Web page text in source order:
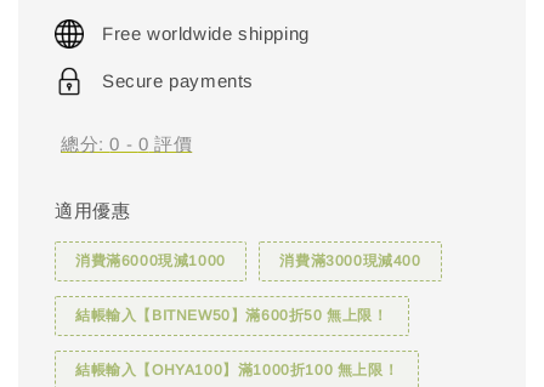
price
Free worldwide shipping
Secure payments
總分:0 - 0 評價
適用優惠
消費滿6000現減1000 消費滿3000現減400
結帳輸入【BITNEW50】滿600折50 無上限！
結帳輸入【OHYA100】滿1000折100 無上限！